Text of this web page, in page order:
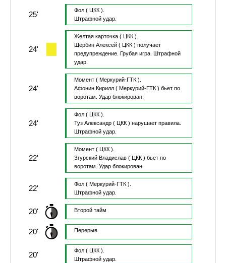
25' Фол ( ЦКК ).
Штрафной удар.
24'
Желтая карточка ( ЦКК ).
Щербин Алексей( ЦКК ) получает
предупреждение.
Грубая игра.
Штрафной
удар.
24'
Момент ( Меркурий-ГТК ).
Афонин Кирилл( Меркурий-ГТК ) бьет по
воротам. Удар блокирован.
24'
Фол ( ЦКК ).
Туз Александр( ЦКК ) нарушает правила.
Штрафной удар.
22'
Момент ( ЦКК ).
Згурский Владислав( ЦКК ) бьет по
воротам. Удар блокирован.
22' Фол ( Меркурий-ГТК ).
Штрафной удар.
20' Второй тайм
20' Перерыв
20' Фол ( ЦКК ).
Штрафной удар.